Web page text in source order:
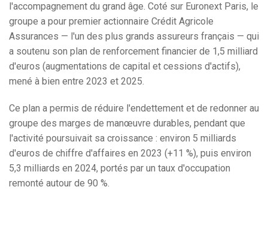
l'accompagnement du grand âge. Coté sur Euronext Paris, le
groupe a pour premier actionnaire Crédit Agricole
Assurances — l'un des plus grands assureurs français — qui
a soutenu son plan de renforcement financier de 1,5 milliard
d'euros (augmentations de capital et cessions d'actifs),
mené à bien entre 2023 et 2025.
Ce plan a permis de réduire l'endettement et de redonner au
groupe des marges de manœuvre durables, pendant que
l'activité poursuivait sa croissance : environ 5 milliards
d'euros de chiffre d'affaires en 2023 (+11 %), puis environ
5,3 milliards en 2024, portés par un taux d'occupation
remonté autour de 90 %.